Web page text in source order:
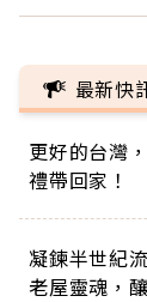
最新快
更好的台灣
禮帶回家！
凝鍊半世紀
老屋靈魂，